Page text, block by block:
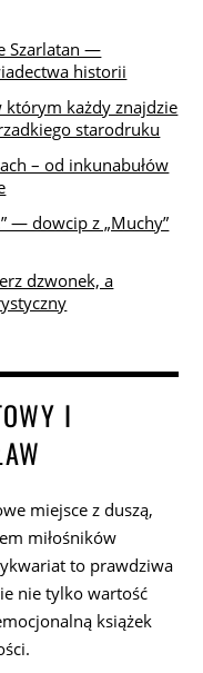
Szarlatan —
historii
każdy znajdzie
starodruku
– od inkunabułów
— dowcip z „Muchy”
dzwonek, a
I
miejsce z duszą,
miłośników
to prawdziwa
nie tylko wartość
książek